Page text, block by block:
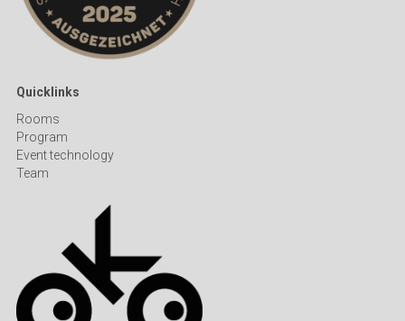
Quicklinks
Rooms
Program
Event technology
Team